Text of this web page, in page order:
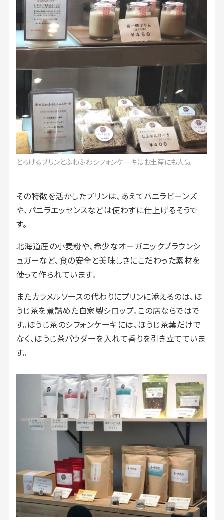
とろけるプリンとふわふわシフォンケーキはお土産にも人気
その特徴を活かしたプリンは、あえてバニラビーンズ
や、パニラエッセンスなどは使わずに仕上げるそうで
す。
北海道産の小麦粉や、希少なオーガニックブラウンシ
ュガーなど、食の安全と美味しさにこだわった素材を
使って作られています。
またカラメルソースの代わりにプリンに添えるのは、ほ
うじ茶を煮詰めた自家製シロップ。この店ならではで
す。ほうじ茶のシフォンケーキには、ほうじ茶葉だけで
なく、ほうじ茶パウダーを入れて香りを引き立てていま
す。